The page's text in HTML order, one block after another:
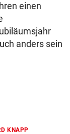
einen
anders sein
KNAPP